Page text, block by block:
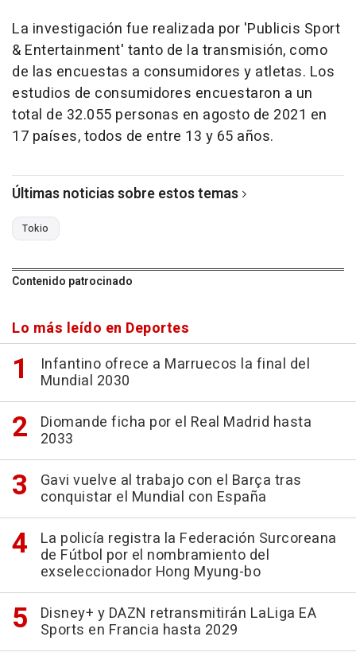
La investigación fue realizada por 'Publicis Sport
& Entertainment' tanto de la transmisión, como
de las encuestas a consumidores y atletas. Los
estudios de consumidores encuestaron a un
total de 32.055 personas en agosto de 2021 en
17 países, todos de entre 13 y 65 años.
Últimas noticias sobre estos temas
Tokio
Contenido patrocinado
Lo más leído en Deportes
Infantino ofrece a Marruecos la final del
Mundial 2030
Diomande ficha por el Real Madrid hasta
2033
Gavi vuelve al trabajo con el Barça tras
conquistar el Mundial con España
La policía registra la Federación Surcoreana
de Fútbol por el nombramiento del
exseleccionador Hong Myung-bo
Disney+ y DAZN retransmitirán LaLiga EA
Sports en Francia hasta 2029